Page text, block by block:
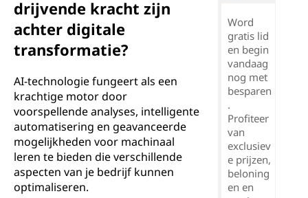
drijvende kracht zijn
achter digitale
transformatie?
AI-technologie fungeert als een
krachtige motor door
voorspellende analyses, intelligente
automatisering en geavanceerde
mogelijkheden voor machinaal
leren te bieden die verschillende
aspecten van je bedrijf kunnen
optimaliseren.
Word
gratis lid
en begin
vandaag
nog met
besparen
.
Profiteer
van
exclusiev
e prijzen,
beloning
en en